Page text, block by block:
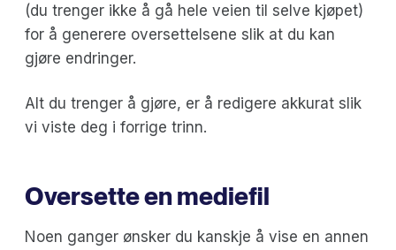
(du trenger ikke å gå hele veien til selve kjøpet)
for å generere oversettelsene slik at du kan
gjøre endringer.
Alt du trenger å gjøre, er å redigere akkurat slik
vi viste deg i forrige trinn.
Oversette en mediefil
Noen ganger ønsker du kanskje å vise en annen